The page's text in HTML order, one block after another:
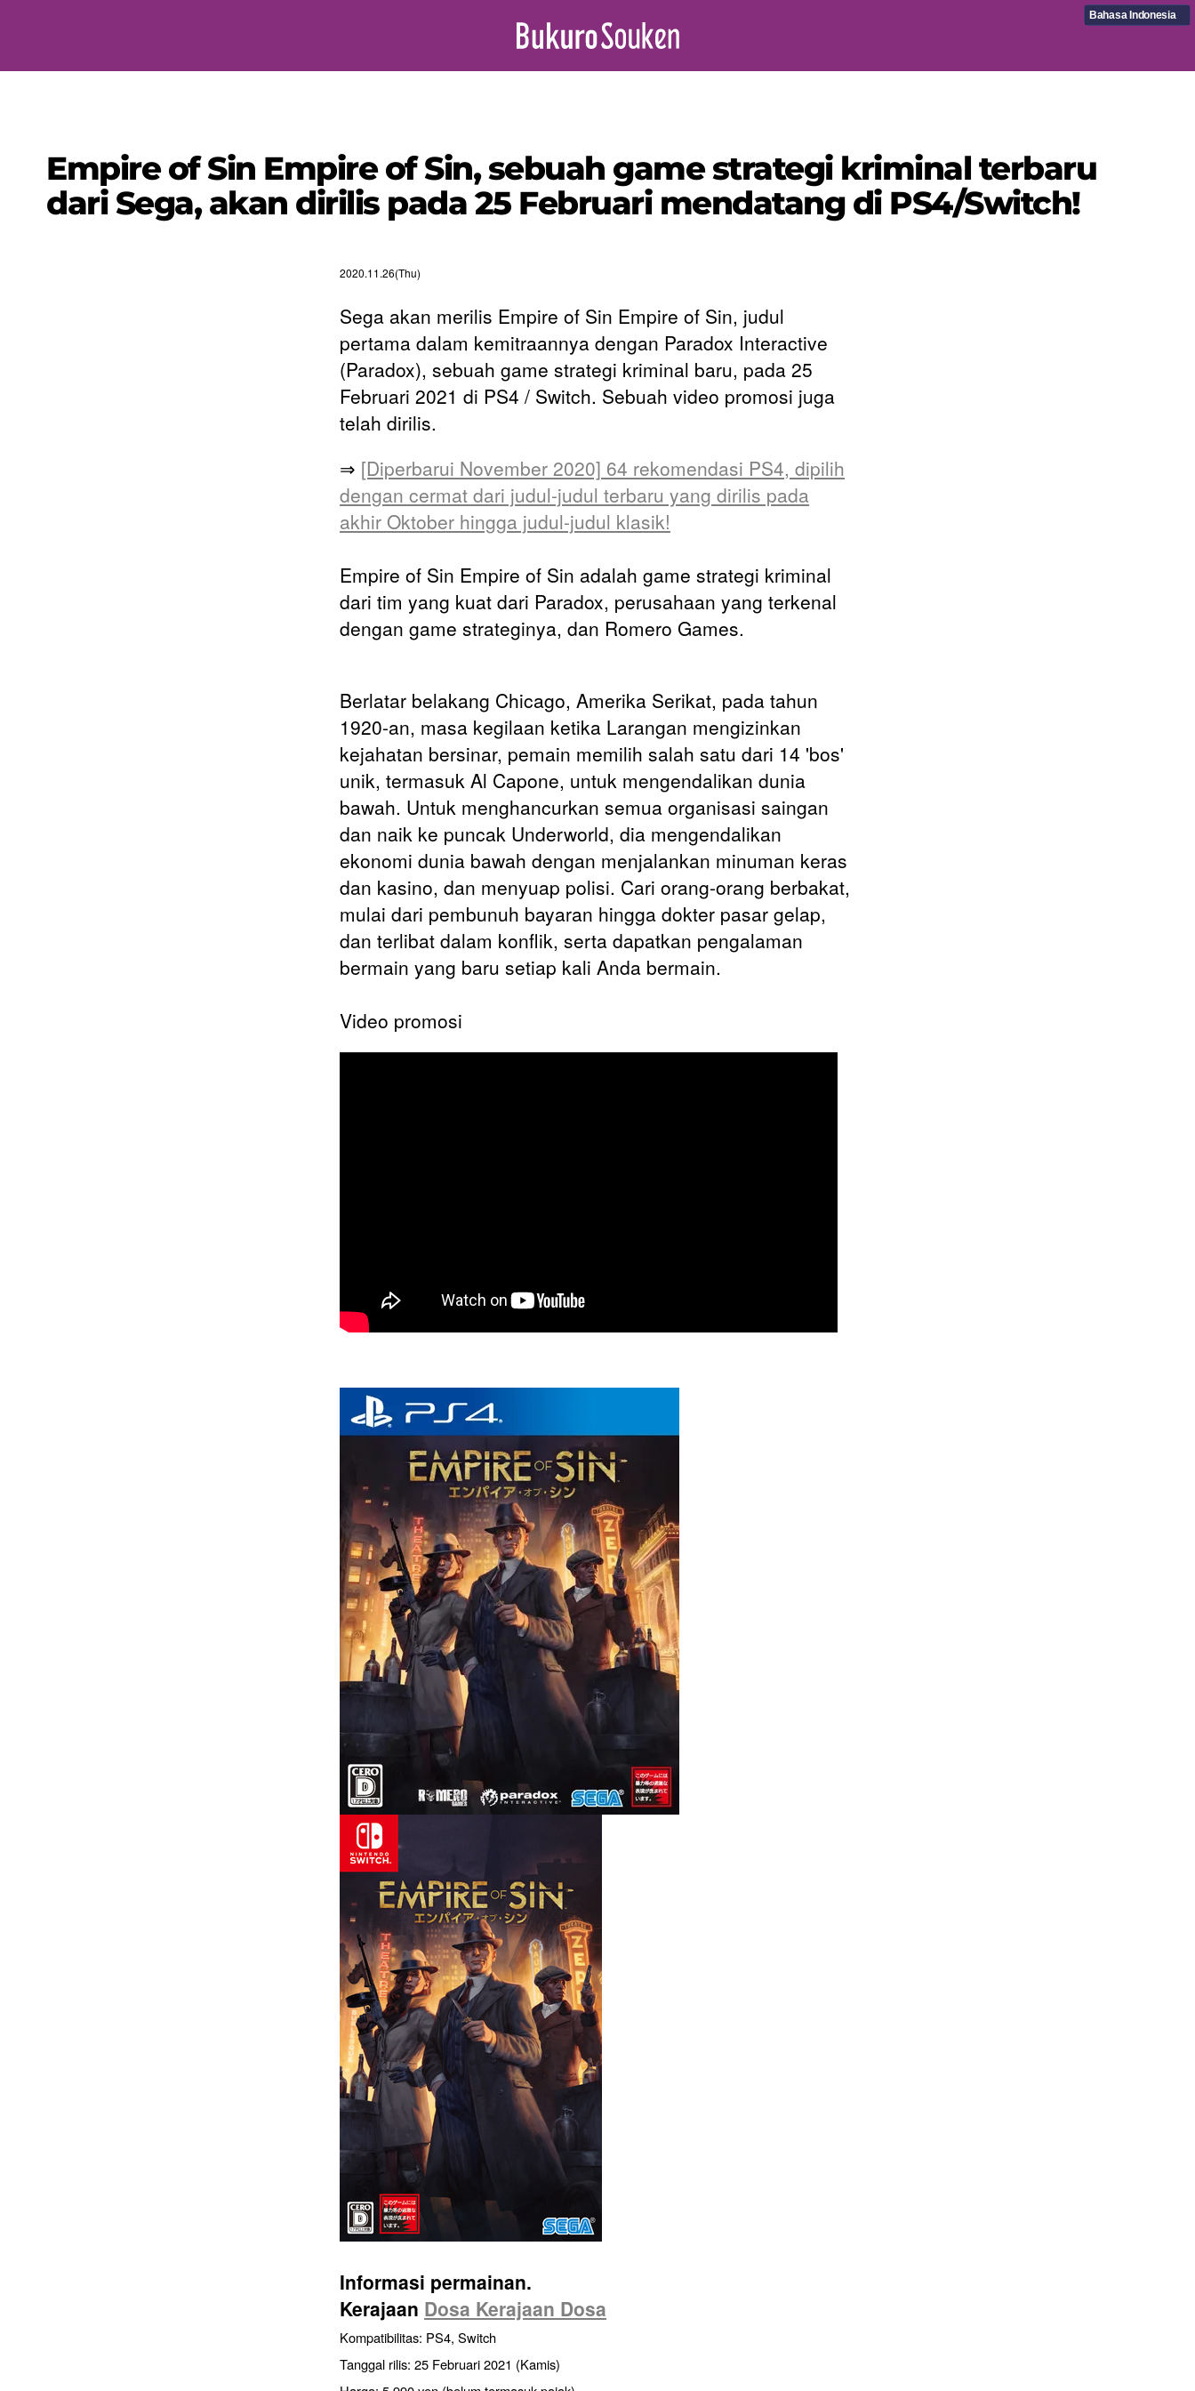
Bahasa Indonesia
Empire of Sin Empire of Sin, sebuah game strategi kriminal terbaru
dari Sega, akan dirilis pada 25 Februari mendatang di PS4/Switch!
2020.11.26(Thu)
Sega akan merilis Empire of Sin Empire of Sin, judul
pertama dalam kemitraannya dengan Paradox Interactive
(Paradox), sebuah game strategi kriminal baru, pada 25
Februari 2021 di PS4 / Switch. Sebuah video promosi juga
telah dirilis.
⇒ [Diperbarui November 2020] 64 rekomendasi PS4, dipilih
dengan cermat dari judul-judul terbaru yang dirilis pada
akhir Oktober hingga judul-judul klasik!
Empire of Sin Empire of Sin adalah game strategi kriminal
dari tim yang kuat dari Paradox, perusahaan yang terkenal
dengan game strateginya, dan Romero Games.
Berlatar belakang Chicago, Amerika Serikat, pada tahun
1920-an, masa kegilaan ketika Larangan mengizinkan
kejahatan bersinar, pemain memilih salah satu dari 14 'bos'
unik, termasuk Al Capone, untuk mengendalikan dunia
bawah. Untuk menghancurkan semua organisasi saingan
dan naik ke puncak Underworld, dia mengendalikan
ekonomi dunia bawah dengan menjalankan minuman keras
dan kasino, dan menyuap polisi. Cari orang-orang berbakat,
mulai dari pembunuh bayaran hingga dokter pasar gelap,
dan terlibat dalam konflik, serta dapatkan pengalaman
bermain yang baru setiap kali Anda bermain.
Video promosi
Informasi permainan.
Kerajaan Dosa Kerajaan Dosa
Kompatibilitas: PS4, Switch
Tanggal rilis: 25 Februari 2021 (Kamis)